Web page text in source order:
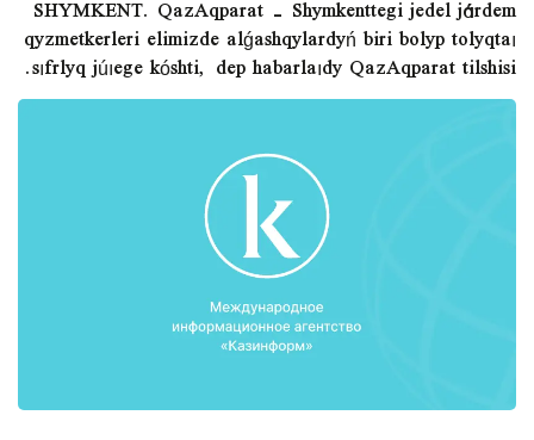
SHYMKENT. QazAqparat - Shymkenttegi jedel járdem
qyzmetkerleri elimizde alǵashqylardyń biri bolyp tolyqtaı
sıfrlyq júıege kóshti, dep habarlaıdy QazAqparat tilshisi.